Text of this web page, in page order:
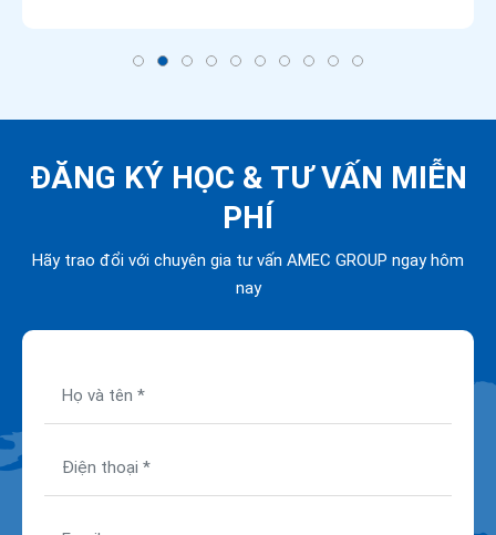
ĐĂNG KÝ HỌC & TƯ VẤN MIỄN
PHÍ
Hãy trao đổi với chuyên gia tư vấn AMEC GROUP ngay hôm
nay